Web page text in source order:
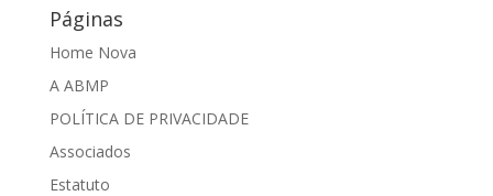
Páginas
Home Nova
A ABMP
POLÍTICA DE PRIVACIDADE
Associados
Estatuto